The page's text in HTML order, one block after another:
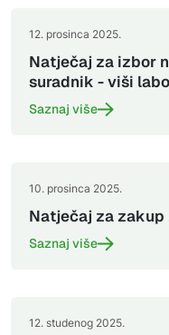
12. prosinca 2025.
Natječaj za izbor
suradnik - viši
Saznaj više
10. prosinca 2025.
Natječaj za
Saznaj više
12. studenog 2025.